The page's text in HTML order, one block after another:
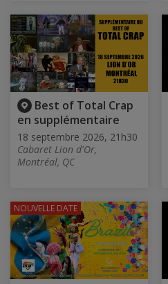
Best of Total Crap
en supplémentaire
18 septembre 2026, 21h30
Cabaret Lion d'Or,
Montréal, QC
NOUVELLE DATE